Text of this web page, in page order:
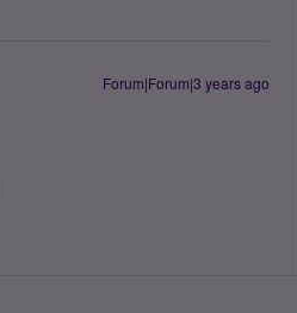
Forum|Forum|3 years ago